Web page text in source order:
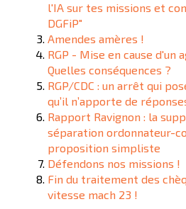
l'IA sur tes missions et
DGFiP"
Amendes amères !
RGP - Mise en cause d'un
Quelles conséquences ?
RGP/CDC : un arrêt qui
qu’il n’apporte de
Rapport Ravignon : la
séparation ordonnateur-
proposition simpliste
Défendons nos missions !
Fin du traitement des
vitesse mach 23 !